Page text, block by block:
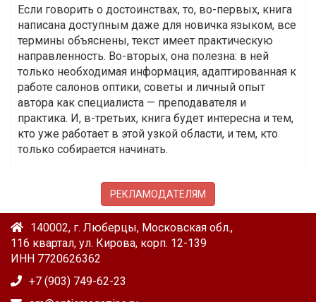
Если говорить о достоинствах, то, во-первых, книга
написана доступным даже для новичка языком, все
термины объяснены, текст имеет практическую
направленность. Во-вторых, она полезна: в ней
только необходимая информация, адаптированная к
работе салонов оптики, советы и личный опыт
автора как специалиста — преподавателя и
практика. И, в-третьих, книга будет интересна и тем,
кто уже работает в этой узкой области, и тем, кто
только собирается начинать.
РЕКЛАМОДАТЕЛЯМ
140002, г. Люберцы, Московская обл.,
116 квартал, ул. Кирова, корп. 12-139
ИНН 7720626362
+7 (903) 749-62-23